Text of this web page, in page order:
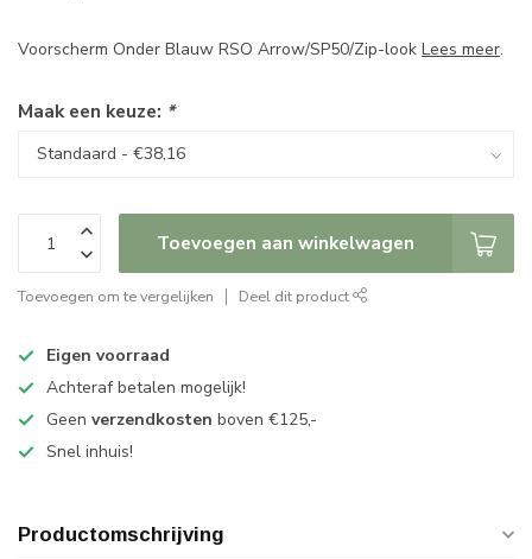
Voorscherm Onder Blauw RSO Arrow/SP50/Zip-look Lees meer.
Maak een keuze: *
Toevoegen aan winkelwagen
Toevoegen om te vergelijken Deel dit product
Eigen voorraad
Achteraf betalen mogelijk!
Geen verzendkosten boven €125,-
Snel inhuis!
Productomschrijving